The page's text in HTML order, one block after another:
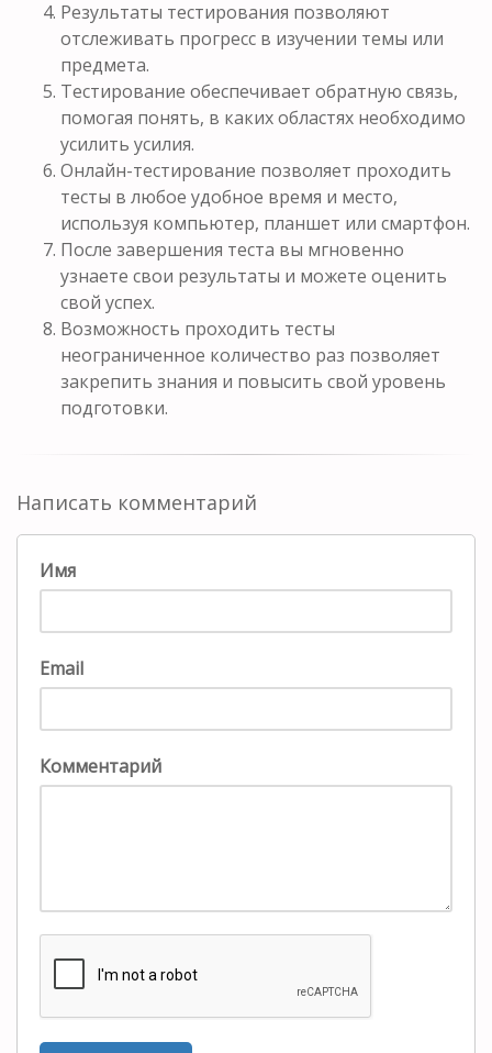
Результаты тестирования позволяют
отслеживать прогресс в изучении темы или
предмета.
Тестирование обеспечивает обратную связь,
помогая понять, в каких областях необходимо
усилить усилия.
Онлайн-тестирование позволяет проходить
тесты в любое удобное время и место,
используя компьютер, планшет или смартфон.
После завершения теста вы мгновенно
узнаете свои результаты и можете оценить
свой успех.
Возможность проходить тесты
неограниченное количество раз позволяет
закрепить знания и повысить свой уровень
подготовки.
Написать комментарий
Имя
Email
Комментарий